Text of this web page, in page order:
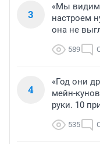
3
«Мы видим
настроем
она не
589
4
«Год они
мейн-
руки. 10
535